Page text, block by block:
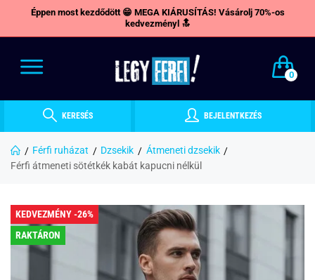
Éppen most kezdődött 😁 MEGA KIÁRUSÍTÁS! Vásárolj 70%-os
kedvezményl 🔝
0
KERESÉS BEJELENTKEZÉS
Férfi ruházat Dzsekik
Átmeneti dzsekik
Férfi átmeneti sötétkék kabát kapucni nélkül
KEDVEZMÉNY -26%
RAKTÁRON